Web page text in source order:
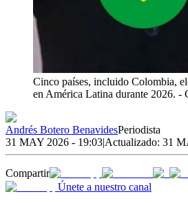
Cinco países, incluido Colombia,
en América Latina durante 2026. -
Andrés Botero BenavidesPeriodista
31 MAY 2026 - 19:03|Actualizado: 31
Compartir
Únete a nuestro canal